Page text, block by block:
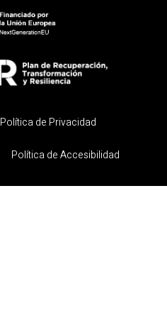
Política de Privacidad
Política de Accesibilidad